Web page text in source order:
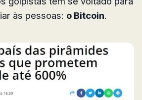
às pessoas: o Bitcoin.